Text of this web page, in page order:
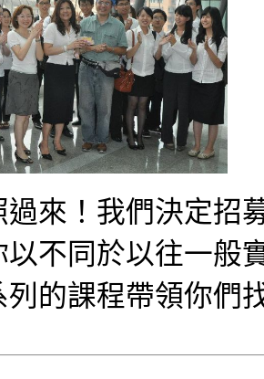
過來！我們決定招
以不同於以往一般
列的課程帶領你們